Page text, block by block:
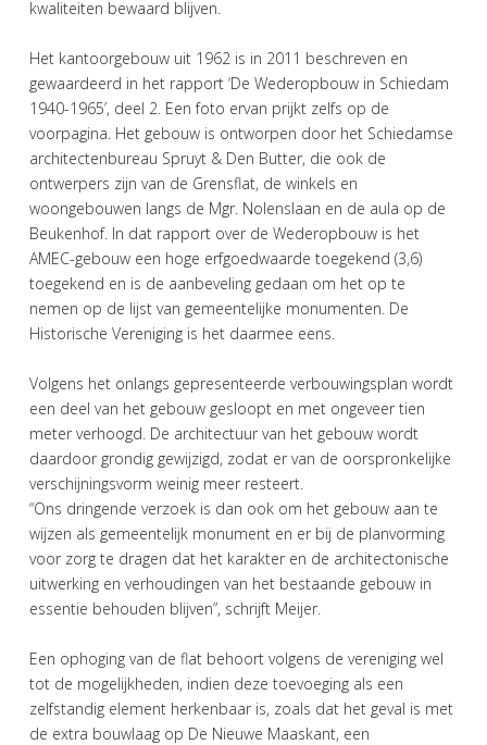
kwaliteiten bewaard blijven.
Het kantoorgebouw uit 1962 is in 2011 beschreven en
gewaardeerd in het rapport ‘De Wederopbouw in Schiedam
1940-1965’, deel 2. Een foto ervan prijkt zelfs op de
voorpagina. Het gebouw is ontworpen door het Schiedamse
architectenbureau Spruyt & Den Butter, die ook de
ontwerpers zijn van de Grensflat, de winkels en
woongebouwen langs de Mgr. Nolenslaan en de aula op de
Beukenhof. In dat rapport over de Wederopbouw is het
AMEC-gebouw een hoge erfgoedwaarde toegekend (3,6)
toegekend en is de aanbeveling gedaan om het op te
nemen op de lijst van gemeentelijke monumenten. De
Historische Vereniging is het daarmee eens.
Volgens het onlangs gepresenteerde verbouwingsplan wordt
een deel van het gebouw gesloopt en met ongeveer tien
meter verhoogd. De architectuur van het gebouw wordt
daardoor grondig gewijzigd, zodat er van de oorspronkelijke
verschijningsvorm weinig meer resteert.
“Ons dringende verzoek is dan ook om het gebouw aan te
wijzen als gemeentelijk monument en er bij de planvorming
voor zorg te dragen dat het karakter en de architectonische
uitwerking en verhoudingen van het bestaande gebouw in
essentie behouden blijven”, schrijft Meijer.
Een ophoging van de flat behoort volgens de vereniging wel
tot de mogelijkheden, indien deze toevoeging als een
zelfstandig element herkenbaar is, zoals dat het geval is met
de extra bouwlaag op De Nieuwe Maaskant, een